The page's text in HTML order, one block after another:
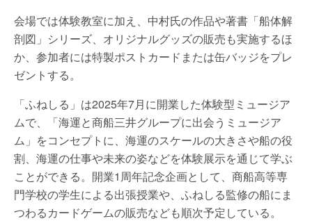
会場では体験教室に加え、中村氏の作品や著書「船体解
剖図」シリーズ、オリジナルグッズの販売も実施するほ
か、参加者には特製ポストカードまたは缶バッジをプレ
ゼントする。
「ふねしる」は2025年7月に開業した体験型ミュージア
ムで、「海運と商船三井グループに出会うミュージア
ム」をコンセプトに、海運のスケールの大きさや船の役
割、海運の仕事や未来の姿などを体験展示を通じて学ぶ
ことができる。開業1周年記念企画として、商船高等専
門学校の学生による出張授業や、ふねしる監修の船にま
つわるカードゲームの販売なども順次予定している。